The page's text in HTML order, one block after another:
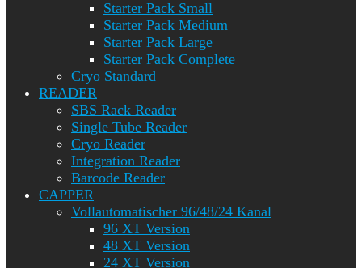
Starter Pack Small
Starter Pack Medium
Starter Pack Large
Starter Pack Complete
Cryo Standard
READER
SBS Rack Reader
Single Tube Reader
Cryo Reader
Integration Reader
Barcode Reader
CAPPER
Vollautomatischer 96/48/24 Kanal
96 XT Version
48 XT Version
24 XT Version